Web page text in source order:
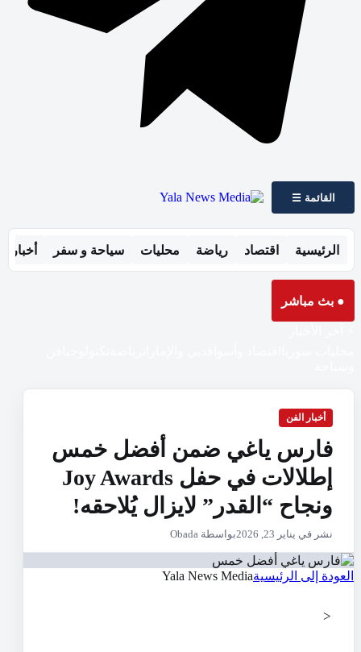
القائمة ☰
الرئيسية اقتصاد رياضة محليات سياحة و سفر أخبار
● بث مباشر
أخبار الفن
فارس ياغي ضمن أفضل خمس
إطلالات في حفل Joy Awards
ونجاح “القدر” لايزال يُلاحقه!
نشر في يناير 23, 2026 بواسطة Obada
العودة إلى الرئيسيةYala News Media
<